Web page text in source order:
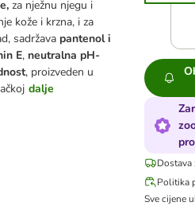
za nježnu njegu i
kože i krzna, i za
sadržava pantenol i
E, neutralna pH-
, proizveden u
dalje
Dostava
Politika
Sve cijene